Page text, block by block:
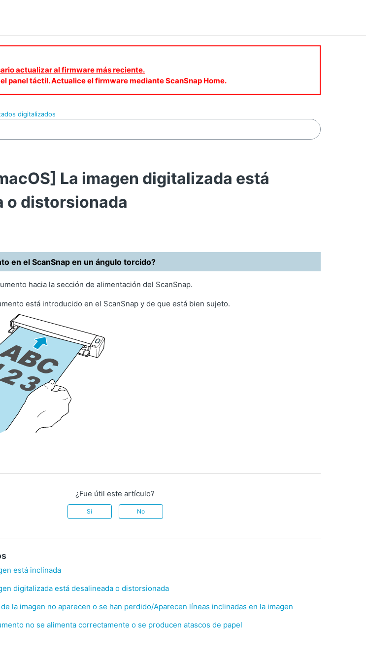
actualizar al firmware más reciente.
panel táctil. Actualice el firmware mediante ScanSnap Home.
digitalizados
La imagen digitalizada está
o distorsionada
en el ScanSnap en un ángulo torcido?
hacia la sección de alimentación del ScanSnap.
está introducido en el ScanSnap y de que está bien sujeto.
¿Fue útil este artículo?
Sí No
está inclinada
digitalizada está desalineada o distorsionada
la imagen no aparecen o se han perdido/Aparecen líneas inclinadas en la imagen
no se alimenta correctamente o se producen atascos de papel